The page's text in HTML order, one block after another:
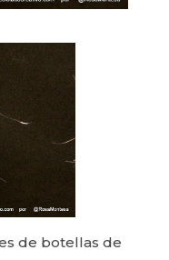
de botellas de